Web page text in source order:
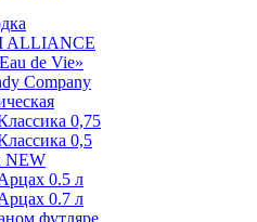
ALLIANCE
de Vie»
Company
0,75
0,5
NEW
0.5 л
0.7 л
футляре